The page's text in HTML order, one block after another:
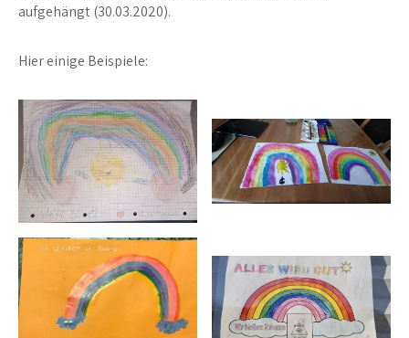
aufgehängt (30.03.2020).
Hier einige Beispiele: